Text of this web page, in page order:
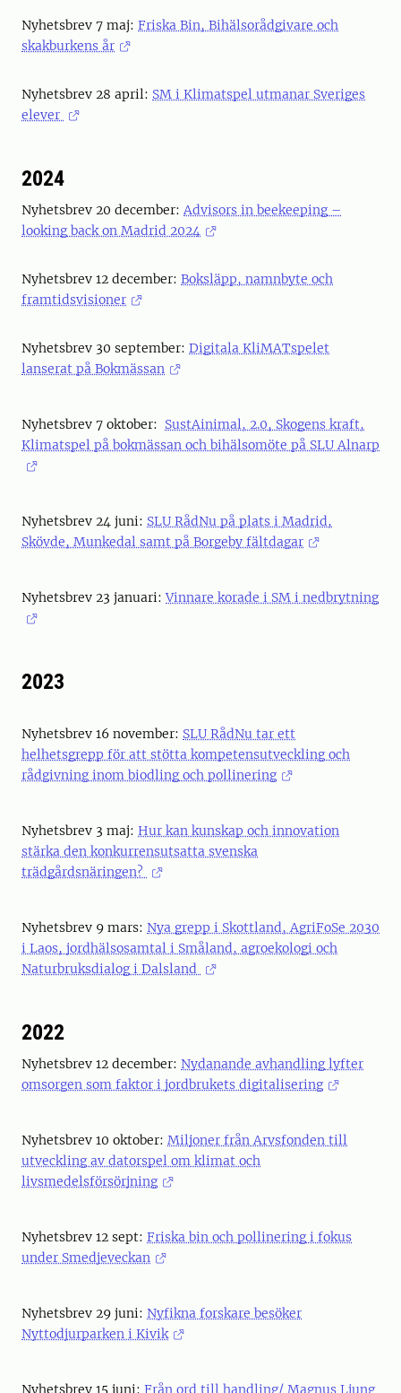
Nyhetsbrev 7 maj: Friska Bin, Bihälsorådgivare och
skakburkens år
Nyhetsbrev 28 april: SM i Klimatspel utmanar Sveriges
elever
2024
Nyhetsbrev 20 december: Advisors in beekeeping –
looking back on Madrid 2024
Nyhetsbrev 12 december: Boksläpp, namnbyte och
framtidsvisioner
Nyhetsbrev 30 september: Digitala KliMATspelet
lanserat på Bokmässan
Nyhetsbrev 7 oktober: SustAinimal, 2.0, Skogens kraft,
Klimatspel på bokmässan och bihälsomöte på SLU Alnarp
Nyhetsbrev 24 juni: SLU RådNu på plats i Madrid,
Skövde, Munkedal samt på Borgeby fältdagar
Nyhetsbrev 23 januari:Vinnare korade i SM i nedbrytning
2023
Nyhetsbrev 16 november: SLU RådNu tar ett
helhetsgrepp för att stötta kompetensutveckling och
rådgivning inom biodling och pollinering
Nyhetsbrev 3 maj: Hur kan kunskap och innovation
stärka den konkurrensutsatta svenska
trädgårdsnäringen?
Nyhetsbrev 9 mars: Nya grepp i Skottland, AgriFoSe 2030
i Laos, jordhälsosamtal i Småland, agroekologi och
Naturbruksdialog i Dalsland
2022
Nyhetsbrev 12 december: Nydanande avhandling lyfter
omsorgen som faktor i jordbrukets digitalisering
Nyhetsbrev 10 oktober: Miljoner från Arvsfonden till
utveckling av datorspel om klimat och
livsmedelsförsörjning
Nyhetsbrev 12 sept: Friska bin och pollinering i fokus
under Smedjeveckan
Nyhetsbrev 29 juni: Nyfikna forskare besöker
Nyttodjurparken i Kivik
Nyhetsbrev 15 juni: Från ord till handling/ Magnus Ljung